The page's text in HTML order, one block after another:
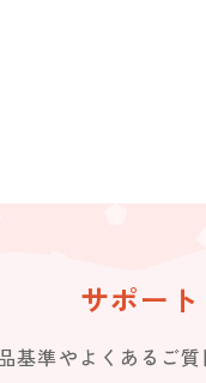
サポート
基準やよくあるご